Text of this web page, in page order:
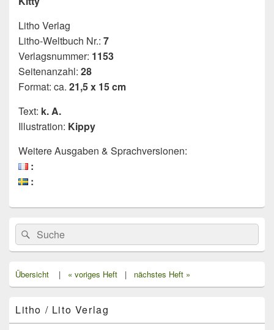
Litho Verlag
Litho-Weltbuch Nr.: 7
Verlagsnummer: 1153
Seitenanzahl: 28
Format: ca. 21,5 x 15 cm
Text: k. A.
Illustration: Kippy
Weitere Ausgaben & Sprachversionen:
:
:
Primärer
Seitenleisten
Widget-
Bereich
Search
for:
Suche
Übersicht | « voriges Heft | nächstes Heft »
Litho / Lito Verlag